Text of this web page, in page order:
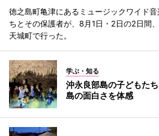
徳之島町亀津にあるミュージックワイド
ちとその保護者が、8月1日・2日の2日間
天城町で行った。
学ぶ・知る
沖永良部島の子どもた
島の面白さを体感